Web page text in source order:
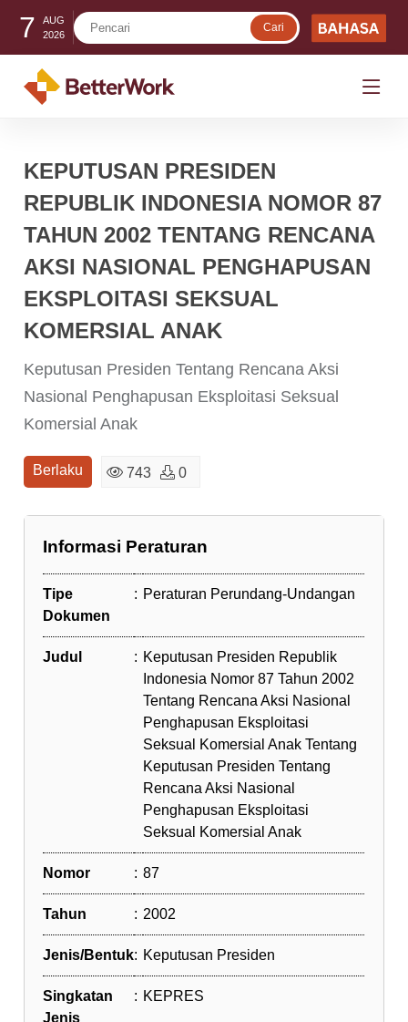
7
AUG
2026
KEPUTUSAN PRESIDEN
REPUBLIK INDONESIA NOMOR 87
TAHUN 2002 TENTANG RENCANA
AKSI NASIONAL PENGHAPUSAN
EKSPLOITASI SEKSUAL
KOMERSIAL ANAK
Keputusan Presiden Tentang Rencana Aksi
Nasional Penghapusan Eksploitasi Seksual
Komersial Anak
Berlaku 743 0
Informasi Peraturan
Tipe
Dokumen
: Peraturan Perundang-Undangan
Judul : Keputusan Presiden Republik
Indonesia Nomor 87 Tahun 2002
Tentang Rencana Aksi Nasional
Penghapusan Eksploitasi
Seksual Komersial Anak Tentang
Keputusan Presiden Tentang
Rencana Aksi Nasional
Penghapusan Eksploitasi
Seksual Komersial Anak
Nomor : 87
Tahun : 2002
Jenis/Bentuk: Keputusan Presiden
Singkatan
Jenis
: KEPRES